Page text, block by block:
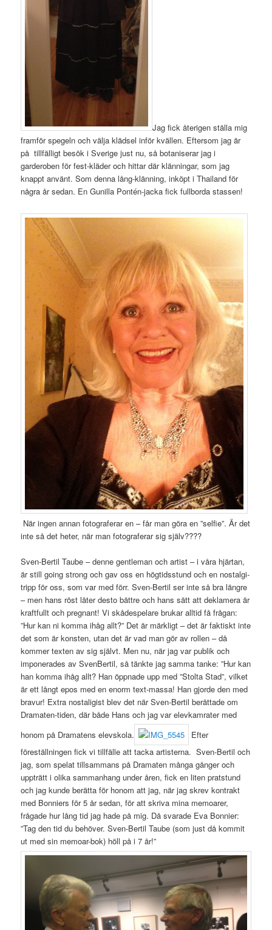
Jag fick återigen ställa mig
framför spegeln och välja klädsel inför kvällen. Eftersom jag är
på tillfälligt besök i Sverige just nu, så botaniserar jag i
garderoben för fest-kläder och hittar där klänningar, som jag
knappt använt. Som denna lång-klänning, inköpt i Thailand för
några år sedan. En Gunilla Pontén-jacka fick fullborda stassen!
När ingen annan fotograferar en – får man göra en ”selfie”. Är det
inte så det heter, när man fotograferar sig själv????
Sven-Bertil Taube – denne gentleman och artist – i våra hjärtan,
är still going strong och gav oss en högtidsstund och en nostalgi-
tripp för oss, som var med förr. Sven-Bertil ser inte så bra längre
– men hans röst låter desto bättre och hans sätt att deklamera är
kraftfullt och pregnant! Vi skådespelare brukar alltid få frågan:
”Hur kan ni komma ihåg allt?” Det är märkligt – det är faktiskt inte
det som är konsten, utan det är vad man gör av rollen – då
kommer texten av sig självt. Men nu, när jag var publik och
imponerades av SvenBertil, så tänkte jag samma tanke: ”Hur kan
han komma ihåg allt? Han öppnade upp med ”Stolta Stad”, vilket
är ett långt epos med en enorm text-massa! Han gjorde den med
bravur! Extra nostaligist blev det när Sven-Bertil berättade om
Dramaten-tiden, där både Hans och jag var elevkamrater med
honom på Dramatens elevskola.
Efter
föreställningen fick vi tillfälle att tacka artisterna. Sven-Bertil och
jag, som spelat tillsammans på Dramaten många gånger och
uppträtt i olika sammanhang under åren, fick en liten pratstund
och jag kunde berätta för honom att jag, när jag skrev kontrakt
med Bonniers för 5 år sedan, för att skriva mina memoarer,
frågade hur lång tid jag hade på mig. Då svarade Eva Bonnier:
”Tag den tid du behöver. Sven-Bertil Taube (som just då kommit
ut med sin memoar-bok) höll på i 7 år!”